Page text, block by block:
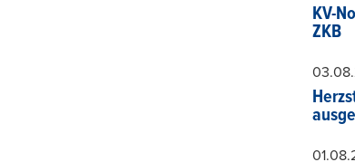
KV-
ZKB